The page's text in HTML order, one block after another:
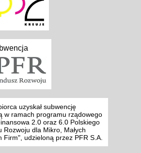
uzyskał subwencję
w ramach programu rządowego
2.0 oraz 6.0 Polskiego
Rozwoju dla Mikro, Małych
Firm", udzieloną przez PFR S.A.